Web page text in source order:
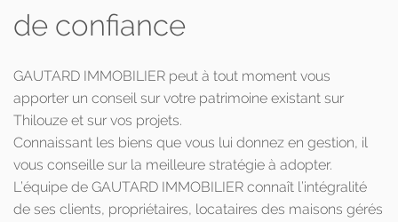
de confiance
GAUTARD IMMOBILIER peut à tout moment vous
apporter un conseil sur votre patrimoine existant sur
Thilouze et sur vos projets.
Connaissant les biens que vous lui donnez en gestion, il
vous conseille sur la meilleure stratégie à adopter.
L’équipe de GAUTARD IMMOBILIER connaît l’intégralité
de ses clients, propriétaires, locataires des maisons gérés